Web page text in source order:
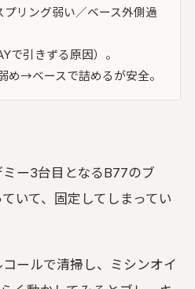
リング弱い／ベース外側過
で引きずる原因）。
め→ベースで詰めるが安全。
ー3台目となるB77のブ
いて、固定してしまってい
ールで清掃し、ミシンオイ